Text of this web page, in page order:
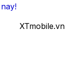
XTmobile.vn